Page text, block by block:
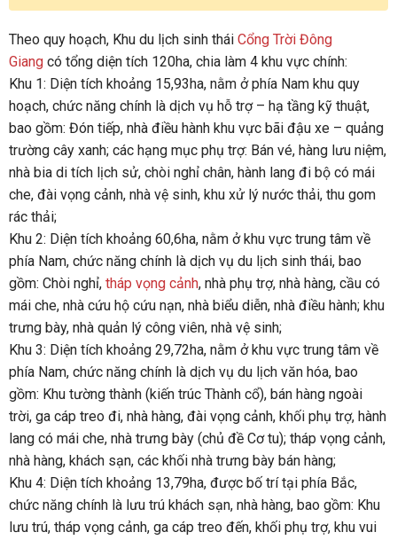
Theo quy hoạch, Khu du lịch sinh thái Cổng Trời Đông
Giang có tổng diện tích 120ha, chia làm 4 khu vực chính:
Khu 1: Diện tích khoảng 15,93ha, nằm ở phía Nam khu quy
hoạch, chức năng chính là dịch vụ hỗ trợ – hạ tầng kỹ thuật,
bao gồm: Đón tiếp, nhà điều hành khu vực bãi đậu xe – quảng
trường cây xanh; các hạng mục phụ trợ: Bán vé, hàng lưu niệm,
nhà bia di tích lịch sử, chòi nghỉ chân, hành lang đi bộ có mái
che, đài vọng cảnh, nhà vệ sinh, khu xử lý nước thải, thu gom
rác thải;
Khu 2: Diện tích khoảng 60,6ha, nằm ở khu vực trung tâm về
phía Nam, chức năng chính là dịch vụ du lịch sinh thái, bao
gồm: Chòi nghỉ, tháp vọng cảnh, nhà phụ trợ, nhà hàng, cầu có
mái che, nhà cứu hộ cứu nạn, nhà biểu diễn, nhà điều hành; khu
trưng bày, nhà quản lý công viên, nhà vệ sinh;
Khu 3: Diện tích khoảng 29,72ha, nằm ở khu vực trung tâm về
phía Nam, chức năng chính là dịch vụ du lịch văn hóa, bao
gồm: Khu tường thành (kiến trúc Thành cổ), bán hàng ngoài
trời, ga cáp treo đi, nhà hàng, đài vọng cảnh, khối phụ trợ, hành
lang có mái che, nhà trưng bày (chủ đề Cơ tu); tháp vọng cảnh,
nhà hàng, khách sạn, các khối nhà trưng bày bán hàng;
Khu 4: Diện tích khoảng 13,79ha, được bố trí tại phía Bắc,
chức năng chính là lưu trú khách sạn, nhà hàng, bao gồm: Khu
lưu trú, tháp vọng cảnh, ga cáp treo đến, khối phụ trợ, khu vui